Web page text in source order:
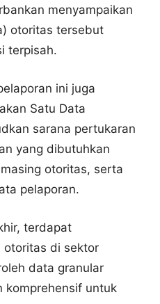
menyampaikan
otoritas tersebut
terpisah.
ini juga
Satu Data
sarana pertukaran
yang dibutuhkan
otoritas, serta
pelaporan.
terdapat
otoritas di sektor
data granular
komprehensif untuk